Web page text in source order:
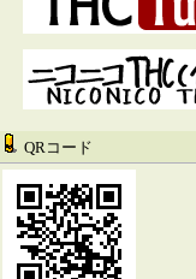
QRコード